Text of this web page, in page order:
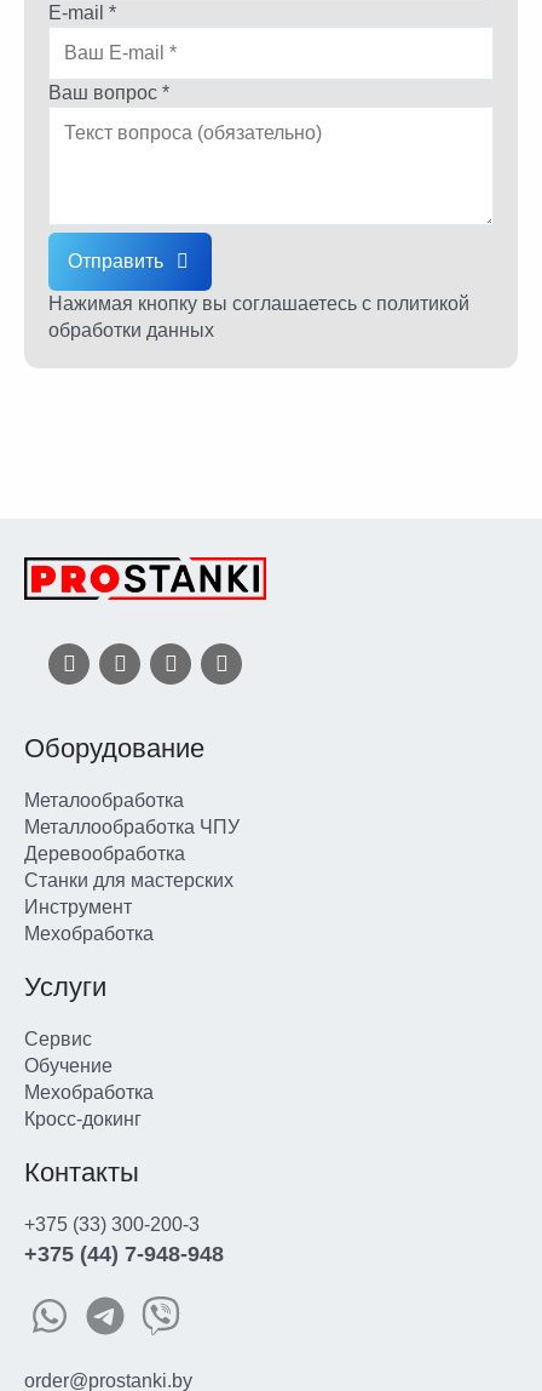
E-mail *
Ваш вопрос *
Отправить
Нажимая кнопку вы соглашаетесь с политикой
обработки данных
Оборудование
Металообработка
Металлообработка ЧПУ
Деревообработка
Станки для мастерских
Инструмент
Мехобработка
Услуги
Сервис
Обучение
Мехобработка
Кросс-докинг
Контакты
+375 (33) 300-200-3
+375 (44) 7-948-948
order@prostanki.by